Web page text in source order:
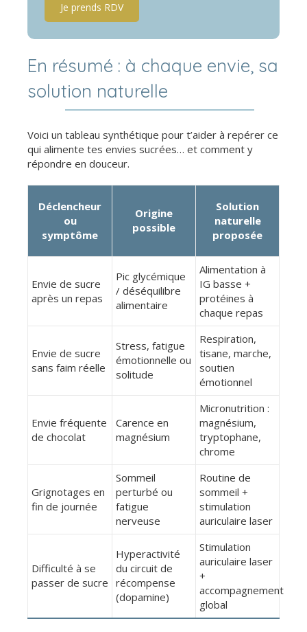
Je prends RDV
En résumé : à chaque envie, sa
solution naturelle
Voici un tableau synthétique pour t’aider à repérer ce
qui alimente tes envies sucrées… et comment y
répondre en douceur.
Déclencheur
ou
symptôme
Origine
possible
Solution
naturelle
proposée
Envie de sucre
après un repas
Pic glycémique
/ déséquilibre
alimentaire
Alimentation à
IG basse +
protéines à
chaque repas
Envie de sucre
sans faim réelle
Stress, fatigue
émotionnelle ou
solitude
Respiration,
tisane, marche,
soutien
émotionnel
Envie fréquente
de chocolat
Carence en
magnésium
Micronutrition :
magnésium,
tryptophane,
chrome
Grignotages en
fin de journée
Sommeil
perturbé ou
fatigue
nerveuse
Routine de
sommeil +
stimulation
auriculaire laser
Difficulté à se
passer de sucre
Hyperactivité
du circuit de
récompense
(dopamine)
Stimulation
auriculaire laser
+
accompagnement
global